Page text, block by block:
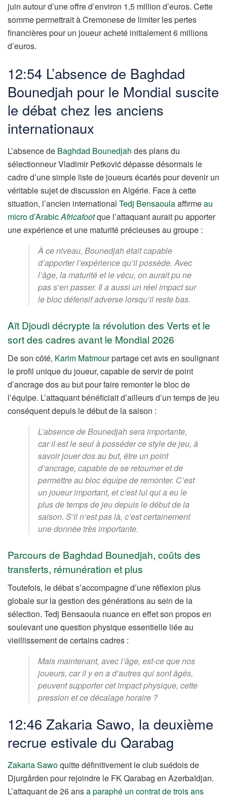
juin autour d’une offre d’environ 1,5 million d’euros. Cette
somme permettrait à Cremonese de limiter les pertes
financières pour un joueur acheté initialement 6 millions
d’euros.
12:54 L’absence de Baghdad
Bounedjah pour le Mondial suscite
le débat chez les anciens
internationaux
L’absence de Baghdad Bounedjah des plans du
sélectionneur Vladimir Petković dépasse désormais le
cadre d’une simple liste de joueurs écartés pour devenir un
véritable sujet de discussion en Algérie. Face à cette
situation, l’ancien international Tedj Bensaoulaaffirmeau
micro d’ArabicAfricafootque l’attaquant aurait pu apporter
une expérience et une maturité précieuses au groupe :
À ce niveau, Bounedjah était capable
d’apporter l’expérience qu’il possède. Avec
l’âge, la maturité et le vécu, on aurait pu ne
pas s’en passer. Il a aussi un réel impact sur
le bloc défensif adverse lorsqu’il reste bas.
Aït Djoudi décrypte la révolution des Verts et le
sort des cadres avant le Mondial 2026
De son côté, Karim Matmourpartage cet avis en soulignant
le profil unique du joueur, capable de servir de point
d’ancrage dos au but pour faire remonter le bloc de
l’équipe. L’attaquant bénéficiait d’ailleurs d’un temps de jeu
conséquent depuis le début de la saison :
L’absence de Bounedjah sera importante,
car il est le seul à posséder ce style de jeu, à
savoir jouer dos au but, être un point
d’ancrage, capable de se retourner et de
permettre au bloc équipe de remonter. C’est
un joueur important, et c’est lui qui a eu le
plus de temps de jeu depuis le début de la
saison. S’il n’est pas là, c’est certainement
une donnée très importante.
Parcours de Baghdad Bounedjah, coûts des
transferts, rémunération et plus
Toutefois, le débat s’accompagne d’une réflexion plus
globale sur la gestion des générations au sein de la
sélection. Tedj Bensaoula nuance en effet son propos en
soulevant une question physique essentielle liée au
vieillissement de certains cadres :
Mais maintenant, avec l’âge, est-ce que nos
joueurs, car il y en a d’autres qui sont âgés,
peuvent supporter cet impact physique, cette
pression et ce décalage horaire ?
12:46 Zakaria Sawo, la deuxième
recrue estivale du Qarabag
Zakaria Sawoquitte définitivement le club suédois de
Djurgården pour rejoindre le FK Qarabag en Azerbaïdjan.
L’attaquant de 26 ansa paraphé un contrat de trois ans